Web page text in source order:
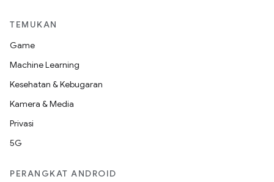
TEMUKAN
Game
Machine Learning
Kesehatan & Kebugaran
Kamera & Media
Privasi
5G
PERANGKAT ANDROID